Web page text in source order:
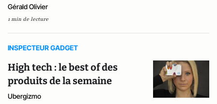
Gérald Olivier
1 min de lecture
INSPECTEUR GADGET
High tech : le best of des
produits de la semaine
Ubergizmo